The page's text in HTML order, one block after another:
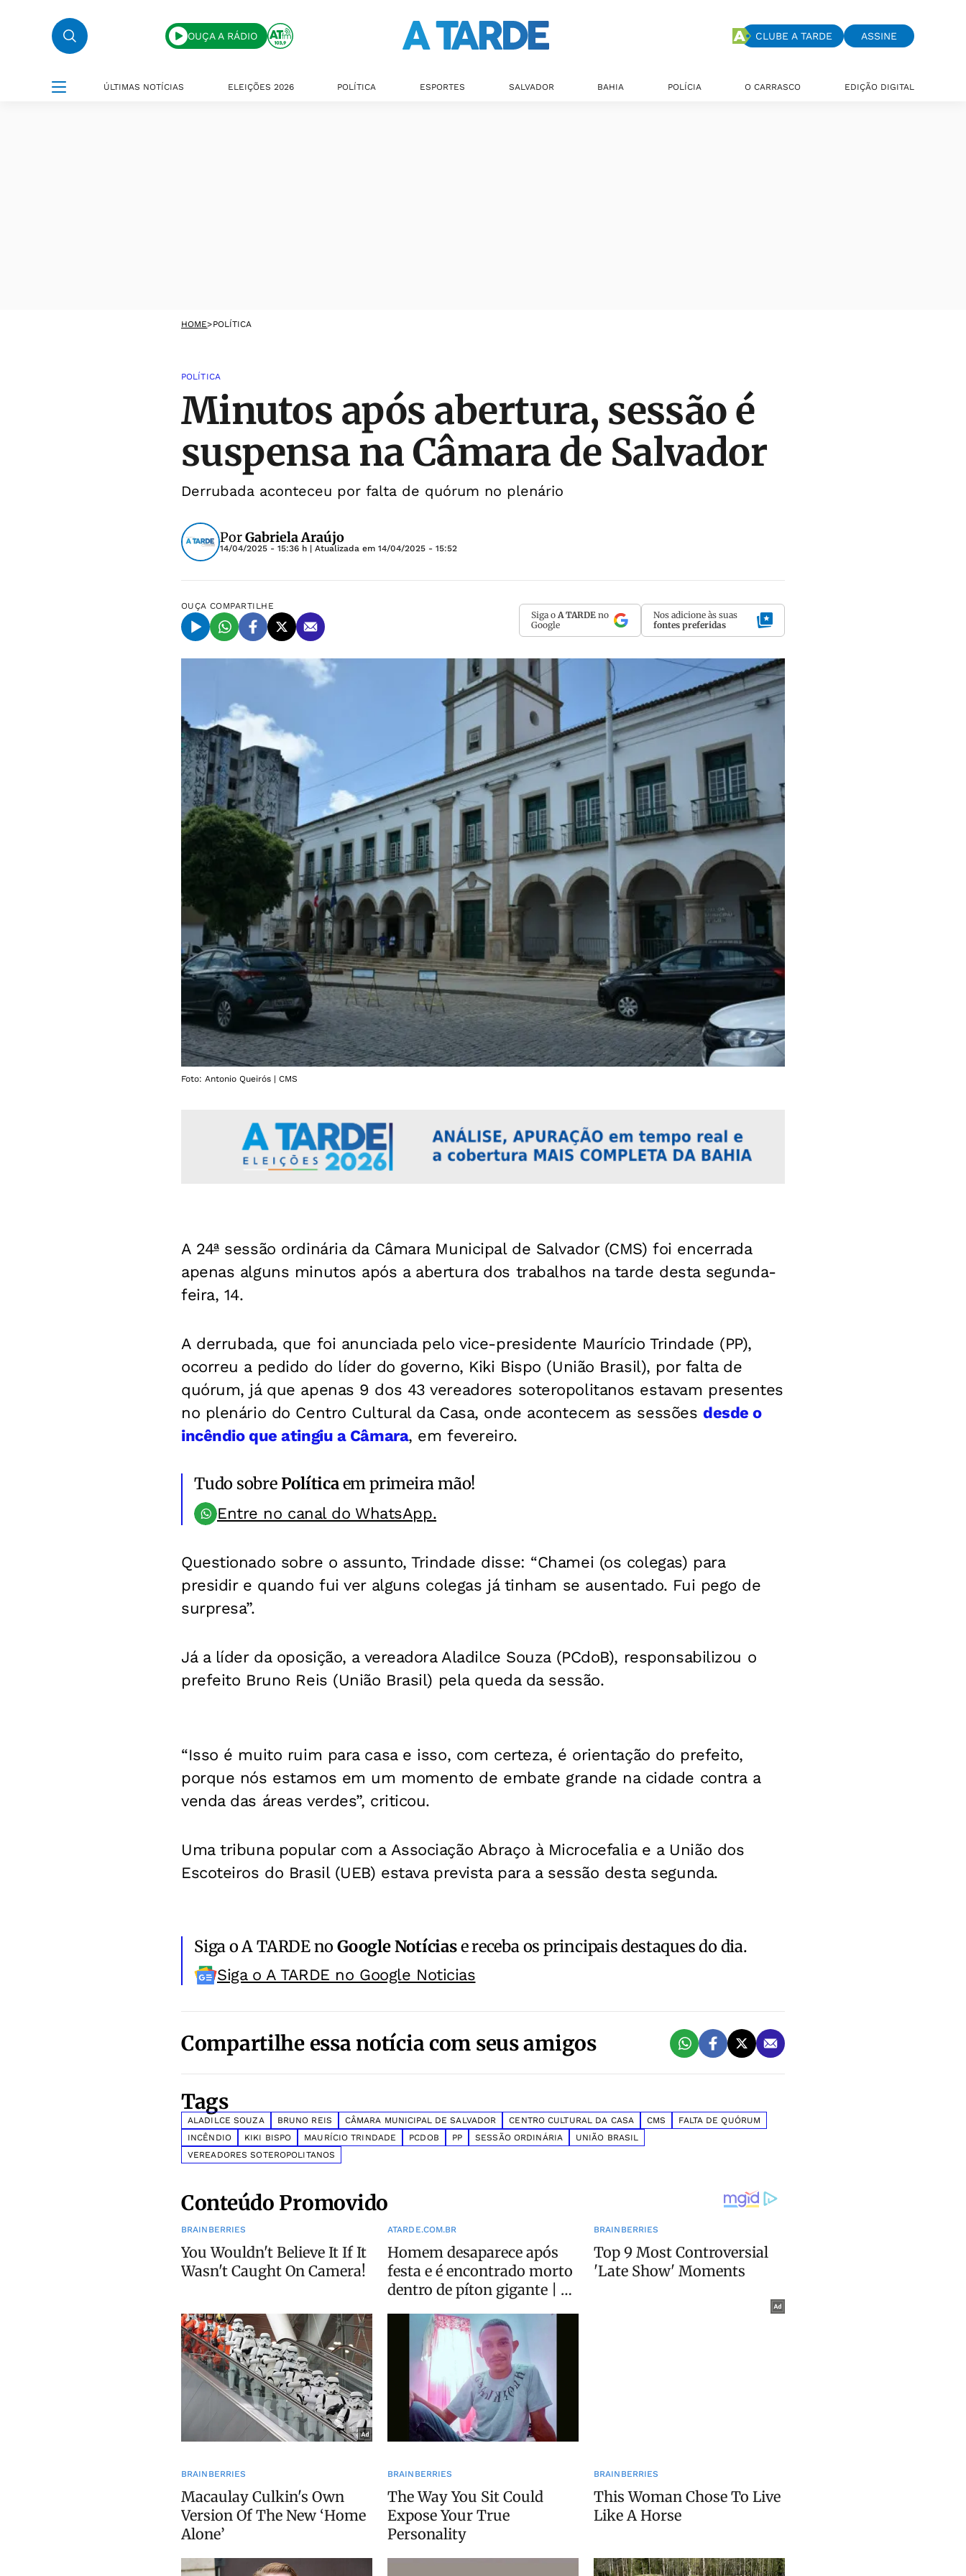
OUÇA A RÁDIO CLUBE A TARDE ASSINE
ÚLTIMAS NOTÍCIAS ELEIÇÕES 2026 POLÍTICA ESPORTES SALVADOR BAHIA POLÍCIA O CARRASCO EDIÇÃO DIGITAL
HOME>POLÍTICA
POLÍTICA
Minutos após abertura, sessão é
suspensa na Câmara de Salvador
Derrubada aconteceu por falta de quórum no plenário
PorGabriela Araújo
14/04/2025 - 15:36 h | Atualizada em 14/04/2025 - 15:52
OUÇA COMPARTILHE
Siga o A TARDE no
Google
Nos adicione às suas
fontes preferidas
Foto: Antonio Queirós | CMS
A 24ª sessão ordinária da Câmara Municipal de Salvador (CMS) foi encerrada
apenas alguns minutos após a abertura dos trabalhos na tarde desta segunda-
feira, 14.
A derrubada, que foi anunciada pelo vice-presidente Maurício Trindade (PP),
ocorreu a pedido do líder do governo, Kiki Bispo (União Brasil), por falta de
quórum, já que apenas 9 dos 43 vereadores soteropolitanos estavam presentes
no plenário do Centro Cultural da Casa, onde acontecem as sessões desde o
incêndio que atingiu a Câmara, em fevereiro.
Tudo sobrePolíticaem primeira mão!
Entre no canal do WhatsApp.
Questionado sobre o assunto, Trindade disse: “Chamei (os colegas) para
presidir e quando fui ver alguns colegas já tinham se ausentado. Fui pego de
surpresa”.
Já a líder da oposição, a vereadora Aladilce Souza (PCdoB), responsabilizou o
prefeito Bruno Reis (União Brasil) pela queda da sessão.
“Isso é muito ruim para casa e isso, com certeza, é orientação do prefeito,
porque nós estamos em um momento de embate grande na cidade contra a
venda das áreas verdes”, criticou.
Umatribuna popular com a Associação Abraço à Microcefalia e a União dos
Escoteiros do Brasil (UEB) estava prevista para a sessão desta segunda.
Siga o A TARDE noGoogle Notíciase receba os principais destaques do dia.
Siga o A TARDE no Google Noticias
Compartilhe essa notícia com seus amigos
Tags
ALADILCE SOUZA BRUNO REIS CÂMARA MUNICIPAL DE SALVADOR CENTRO CULTURAL DA CASA CMS
FALTA DE QUÓRUM
INCÊNDIO
KIKI BISPO MAURÍCIO TRINDADE PCDOB PP SESSÃO ORDINÁRIA
UNIÃO BRASIL
VEREADORES SOTEROPOLITANOS